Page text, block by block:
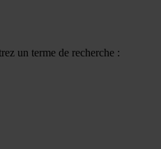
un terme de recherche :